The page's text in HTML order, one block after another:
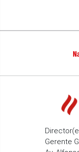
Gerente